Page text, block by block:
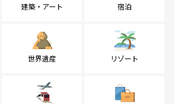
建築・アート 宿泊
世界遺産 リゾート